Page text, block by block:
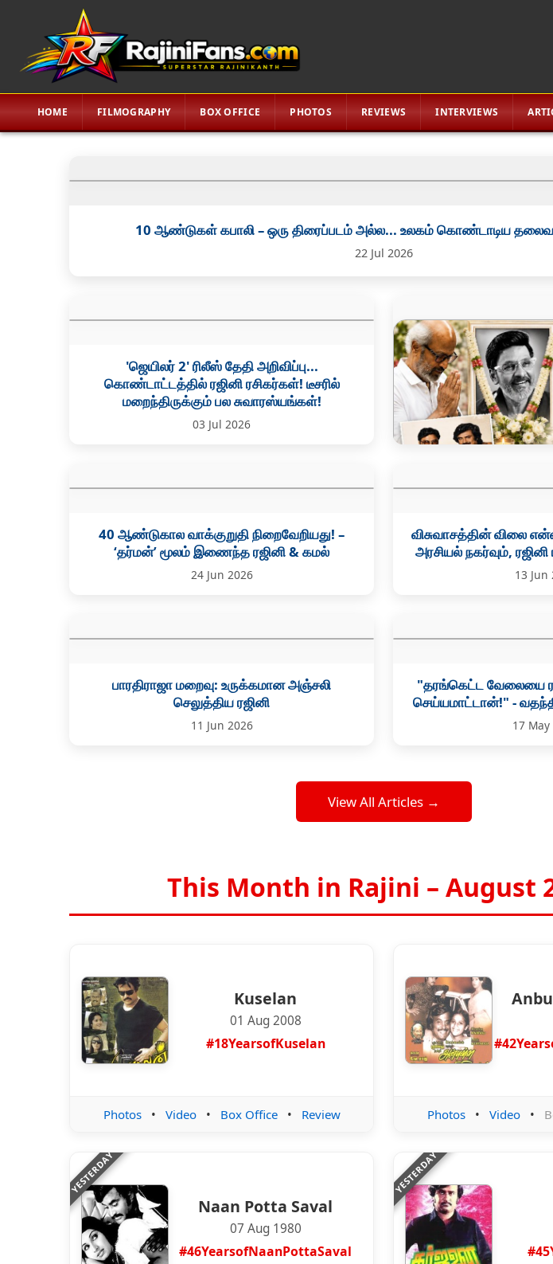
HOME FILMOGRAPHY BOX OFFICE PHOTOS REVIEWS INTERVIEWS
10 ஆண்டுகள் கபாலி – ஒரு திரைப்படம் அல்ல... உலகம் கொண்டாடிய
22 Jul 2026
'ஜெயிலர் 2' ரிலீஸ் தேதி அறிவிப்பு...
கொண்டாட்டத்தில் ரஜினி ரசிகர்கள்! டீசரில்
மறைந்திருக்கும் பல சுவாரஸ்யங்கள்!
03 Jul 2026
அஞ்சலி செலுத்திய
28 Jun
40 ஆண்டுகால வாக்குறுதி நிறைவேறியது! –
‘தர்மன்’ மூலம் இணைந்த ரஜினி & கமல்
24 Jun 2026
விசுவாசத்தின் விலை
அரசியல் நகர்வும்,
13 Jun
பாரதிராஜா மறைவு: உருக்கமான அஞ்சலி
செலுத்திய ரஜினி
11 Jun 2026
"தரங்கெட்ட வேலையை
செய்யமாட்டான்!" -
17
View All Articles →
This Month in Rajini – August
Kuselan
01 Aug 2008
#18YearsofKuselan
Photos • Video • Box Office • Review Photos • Video •
YESTERDAY
Naan Potta Saval
07 Aug 1980
#46YearsofNaanPottaSaval
YESTERDAY